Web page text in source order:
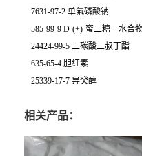
7631-97-2 单氟磷酸钠
585-99-9 D-(+)-蜜二糖一水合
24424-99-5 二碳酸二叔丁酯
635-65-4 胆红素
25339-17-7 异癸醇
相关产品：